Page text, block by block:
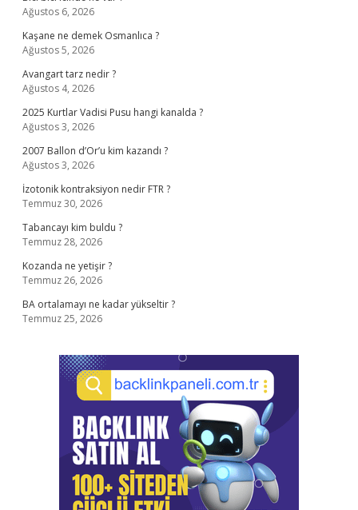
Ağustos 6, 2026
Kaşane ne demek Osmanlıca ?
Ağustos 5, 2026
Avangart tarz nedir ?
Ağustos 4, 2026
2025 Kurtlar Vadisi Pusu hangi kanalda ?
Ağustos 3, 2026
2007 Ballon d’Or’u kim kazandı ?
Ağustos 3, 2026
İzotonik kontraksiyon nedir FTR ?
Temmuz 30, 2026
Tabancayı kim buldu ?
Temmuz 28, 2026
Kozanda ne yetişir ?
Temmuz 26, 2026
BA ortalamayı ne kadar yükseltir ?
Temmuz 25, 2026